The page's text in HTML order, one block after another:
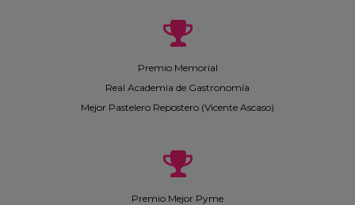
Premio Memorial
Real Academia de Gastronomía
Mejor Pastelero Repostero (Vicente Ascaso)
Premio Mejor Pyme